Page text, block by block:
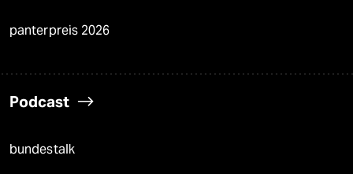
panterpreis 2026
Podcast
bundestalk